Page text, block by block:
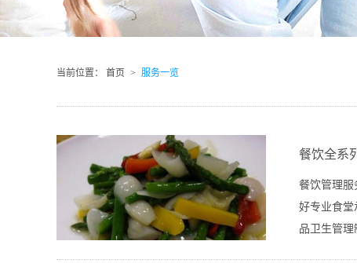
当前位置： 首页 > 服务一览
餐饮全系
餐饮管理
好专业食堂
品卫生管理